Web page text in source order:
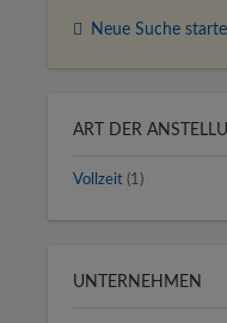
Neue Suche
ART DER
Vollzeit (1)
UNTERNEHMEN